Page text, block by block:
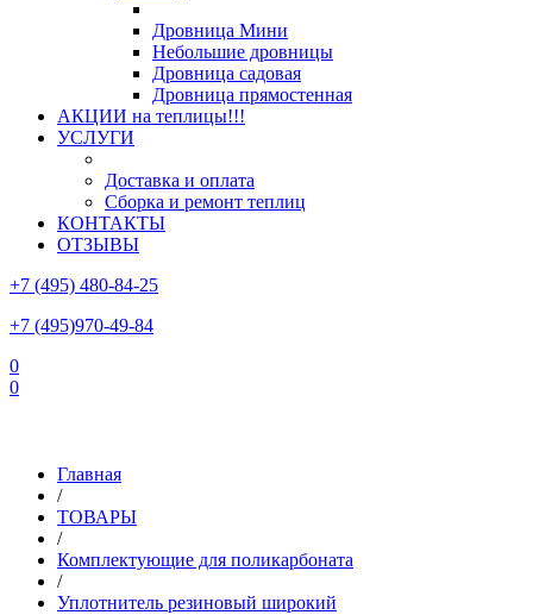
Дровница Мини
Небольшие дровницы
Дровница садовая
Дровница прямостенная
АКЦИИ на теплицы!!!
УСЛУГИ
Доставка и оплата
Сборка и ремонт теплиц
КОНТАКТЫ
ОТЗЫВЫ
+7 (495) 480-84-25
+7 (495)970-49-84
0
0
Главная
/
ТОВАРЫ
/
Комплектующие для поликарбоната
/
Уплотнитель резиновый широкий